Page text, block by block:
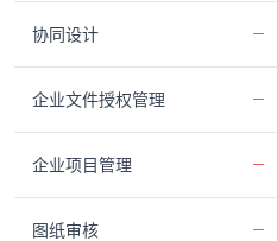
协同设计
企业文件授权管理
企业项目管理
图纸审核